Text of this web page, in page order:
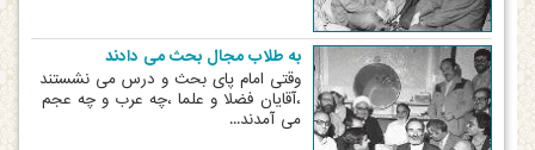
به طلاب مجال بحث می دادند
وقتی امام پای بحث و درس می نشستند
،آقایان فضلا و علما ،چه عرب و چه عجم
می آمدند...